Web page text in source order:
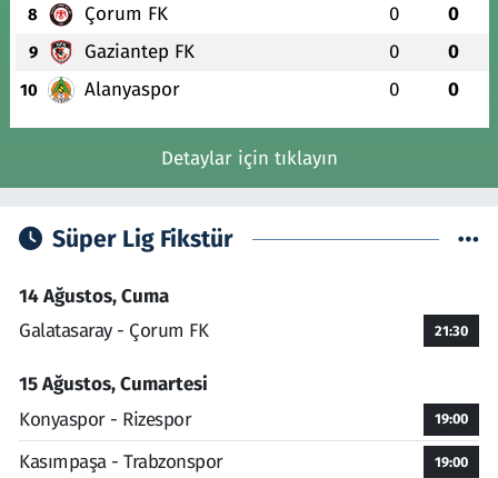
8 Çorum FK 0 0
9 Gaziantep FK 0 0
10 Alanyaspor 0 0
Detaylar için tıklayın
Süper Lig Fikstür
14 Ağustos, Cuma
Galatasaray - Çorum FK
21:30
15 Ağustos, Cumartesi
Konyaspor - Rizespor
19:00
Kasımpaşa - Trabzonspor 19:00